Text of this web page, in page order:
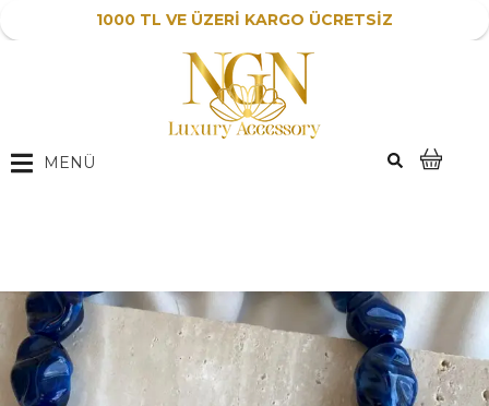
1000 TL VE ÜZERİ KARGO ÜCRETSİZ
MENÜ